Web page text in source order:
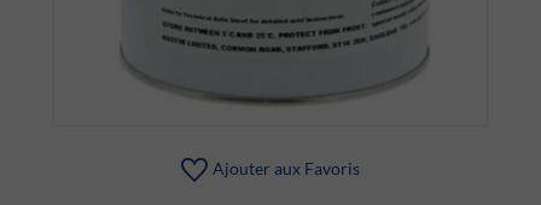
Ajouter aux Favoris